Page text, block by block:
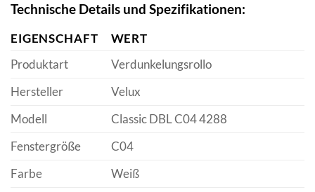
Technische Details und Spezifikationen:
EIGENSCHAFT
WERT
Produktart
Verdunkelungsrollo
Hersteller
Velux
Modell
Classic DBL C04 4288
Fenstergröße
C04
Farbe
Weiß